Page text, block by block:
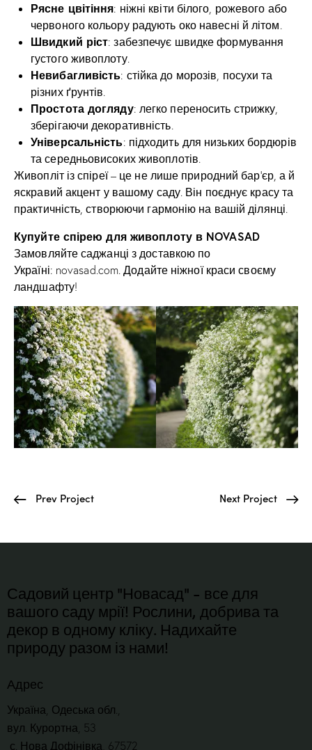
Рясне цвітіння: ніжні квіти білого, рожевого або
червоного кольору радують око навесні й літом.
Швидкий ріст: забезпечує швидке формування
густого живоплоту.
Невибагливість: стійка до морозів, посухи та
різних ґрунтів.
Простота догляду: легко переносить стрижку,
зберігаючи декоративність.
Універсальність: підходить для низьких бордюрів
та середньовисоких живоплотів.
Живопліт із спіреї – це не лише природний бар’єр, а й
яскравий акцент у вашому саду. Він поєднує красу та
практичність, створюючи гармонію на вашій ділянці.
Купуйте спірею для живоплоту в NOVASAD
Замовляйте саджанці з доставкою по
Україні: novasad.com. Додайте ніжної краси своєму
ландшафту!
Prev Project Next Project
Садовий центр "Новасад" - все для
вашого саду мрії! Рослини, добрива та
декор в одному кліку. Надихайте
природу разом із нами!
Адрес
Україна, Одеська обл.,
вул. Курортна, 53
с. Нова Дофінівка, 67572